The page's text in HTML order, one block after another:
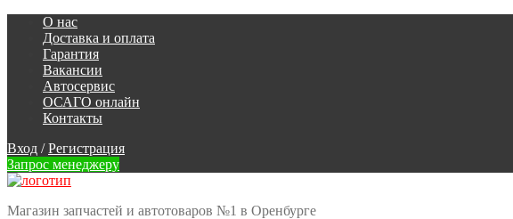
О нас
Доставка и оплата
Гарантия
Вакансии
Автосервис
ОСАГО онлайн
Контакты
Вход / Регистрация
Запрос менеджеру
Магазин запчастей и автотоваров №1 в Оренбурге